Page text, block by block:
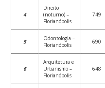
4
Direito
(noturno) –
Florianópolis
749
5
Odontologia –
Florianópolis
690
6
Arquitetura e
Urbanismo –
Florianópolis
648